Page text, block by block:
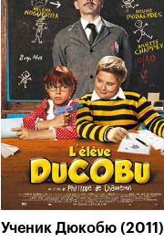
Ученик Дюкобю (2011)